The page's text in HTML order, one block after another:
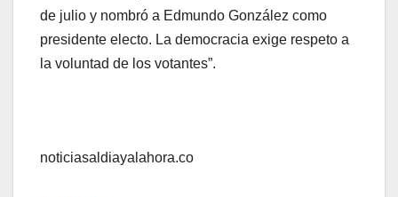
de julio y nombró a Edmundo González como
presidente electo. La democracia exige respeto a
la voluntad de los votantes”.
noticiasaldiayalahora.co